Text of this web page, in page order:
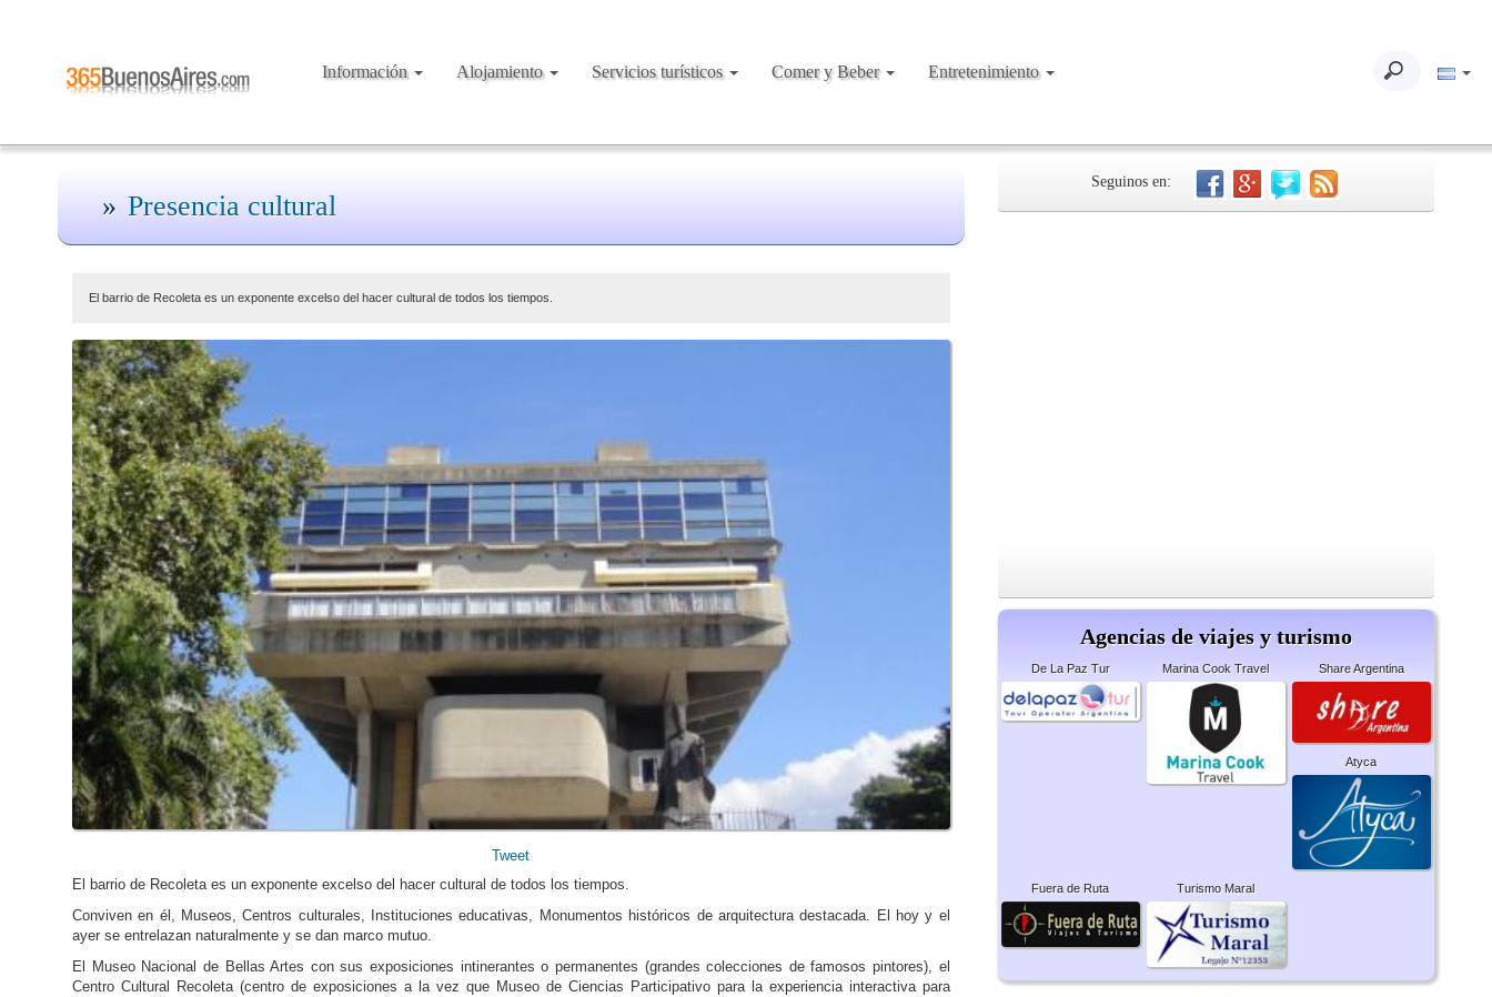
Información Alojamiento Servicios turísticos Comer y Beber Entretenimiento
Presencia cultural
El barrio de Recoleta es un exponente excelso del hacer cultural de todos los tiempos.
Tweet
El barrio de Recoleta es un exponente excelso del hacer cultural de todos los tiempos.
Conviven en él, Museos, Centros culturales, Instituciones educativas, Monumentos históricos de arquitectura destacada. El hoy y el
ayer se entrelazan naturalmente y se dan marco mutuo.
El Museo Nacional de Bellas Artes con sus exposiciones intinerantes o permanentes (grandes colecciones de famosos pintores), el
Centro Cultural Recoleta (centro de exposiciones a la vez que Museo de Ciencias Participativo para la experiencia interactiva para
Seguinos en:
Agencias de viajes y turismo
De La Paz Tur Marina Cook Travel Share Argentina
Atyca
Fuera de Ruta Turismo Maral